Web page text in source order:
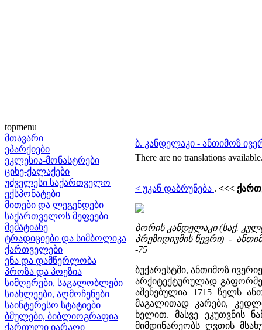
topmenu
მთავარი
ეპარქიები
ეკლესია-მონასტრები
ციხე-ქალაქები
უძველესი საქართველო
ექსპონატები
მითები და ლეგენდები
საქართველოს მეფეები
მემატიანე
ტრადიციები და სიმბოლიკა
ქართველები
ენა და დამწერლობა
პროზა და პოეზია
სიმღერები, საგალობლები
სიახლეები, აღმოჩენები
საინტერესო სტატიები
ბმულები, ბიბლიოგრაფია
ქართული იარაღი
ბ. კანდელაკი - ანთიმოზ
There are no translations
< უკან დაბრუნება . <<<
ბორის კანდელაკი (საქ.
პრეზიდიუმის წევრი) -
-75
ბუქარესტში, ანთიმოზ
არქიტექტურულად
აშენებულია 1715 წელს
მაგალითად კარები,
ხელით. მასვე ეკუთვნის
მიმდინარეობს ღვთის